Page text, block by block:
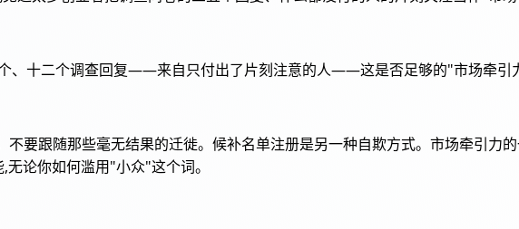
、十二个调查回复——来自只付出了片刻注意的人——这是否足够的"市场牵引
要跟随那些毫无结果的迁徙。候补名单注册是另一种自欺方式。市场牵引力
论你如何滥用"小众"这个词。